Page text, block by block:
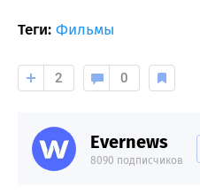
Теги: Фильмы
2 0
Evernews
8090 подписчиков